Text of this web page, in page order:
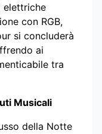
elettriche
con RGB,
si concluderà
ai
tra
Musicali
della Notte